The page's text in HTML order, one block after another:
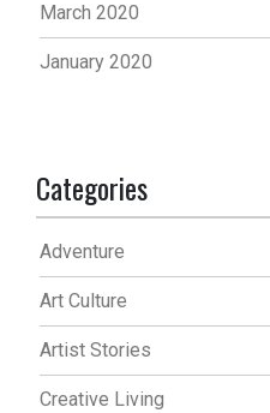
March 2020
January 2020
Categories
Adventure
Art Culture
Artist Stories
Creative Living